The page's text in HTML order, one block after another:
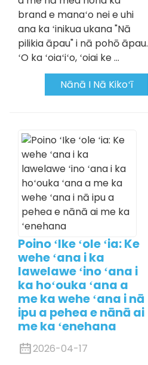
brand e manaʻo nei e uhi
ana ka ʻinikua ukana "Nā
pilikia āpau" i nā pohō āpau.
ʻO ka ʻoiaʻiʻo, ʻoiai ke ...
Nānā I Nā Kikoʻī
Poino ʻIke ʻole ʻia: Ke
wehe ʻana i ka
lawelawe ʻino ʻana i
ka hoʻouka ʻana a
me ka wehe ʻana i nā
ipu a pehea e nānā ai
me ka ʻenehana
2026-04-17